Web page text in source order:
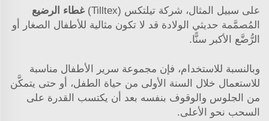
على سبيل المثال، شركة تيلتكس (Tilltex)
غطاء الرضيع
المُصمَّمة حديثي الولادة قد لا تكون مثالية للأطفال الصغار أو
الرُّضَّع الأكبر سنًّا.
وبالنسبة للاستخدام، فإن مجموعة سرير الأطفال مناسبة
للاستعمال خلال السنة الأولى من حياة الطفل، أو حتى يتمكَّن
من الجلوس والوقوف بنفسه بعد أن يكتسب القدرة على
السحب نحو الأعلى.